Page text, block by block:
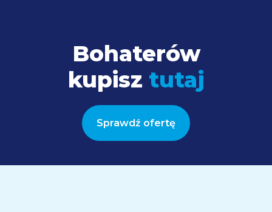
Bohaterów
kupisz tutaj
Sprawdź ofertę